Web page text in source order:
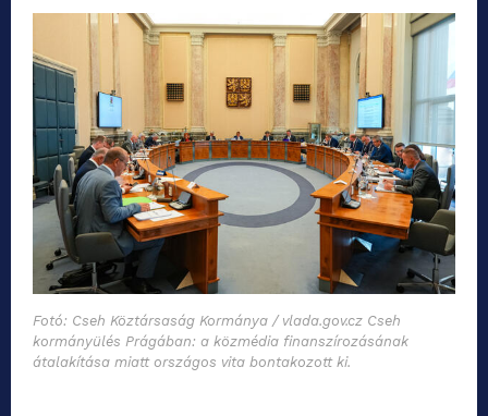
Fotó: Cseh Köztársaság Kormánya / vlada.gov.cz Cseh
kormányülés Prágában: a közmédia finanszírozásának
átalakítása miatt országos vita bontakozott ki.